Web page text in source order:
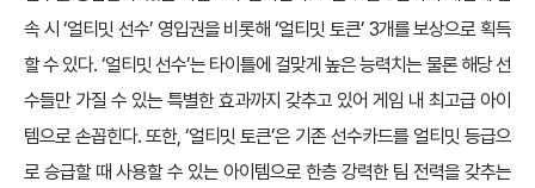
속 시 ‘얼티밋 선수’ 영입권을 비롯해 ‘얼티밋 토큰’ 3개를 보상으로 획득
할 수 있다. ‘얼티밋 선수’는 타이틀에 걸맞게 높은 능력치는 물론 해당 선
수들만 가질 수 있는 특별한 효과까지 갖추고 있어 게임 내 최고급 아이
템으로 손꼽힌다. 또한, ‘얼티밋 토큰’은 기존 선수카드를 얼티밋 등급으
로 승급할 때 사용할 수 있는 아이템으로 한층 강력한 팀 전력을 갖추는